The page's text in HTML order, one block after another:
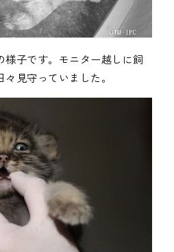
子です。モニター越しに飼
見守っていました。